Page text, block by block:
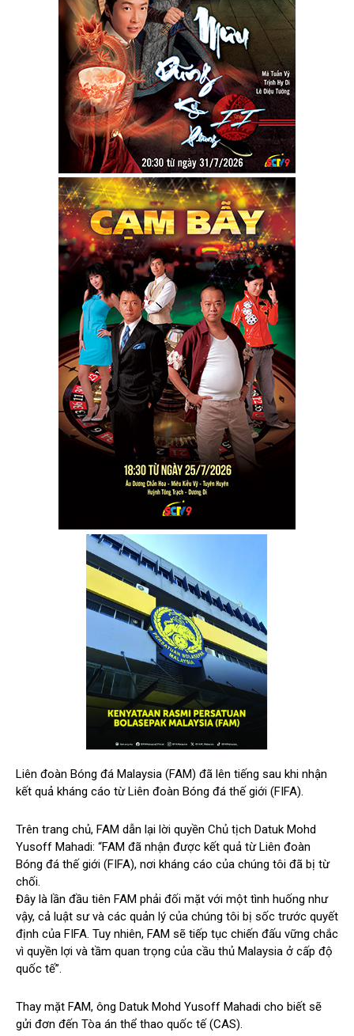
Liên đoàn Bóng đá Malaysia (FAM) đã lên tiếng sau khi nhận
kết quả kháng cáo từ Liên đoàn Bóng đá thế giới (FIFA).
Trên trang chủ, FAM dẫn lại lời quyền Chủ tịch Datuk Mohd
Yusoff Mahadi: “FAM đã nhận được kết quả từ Liên đoàn
Bóng đá thế giới (FIFA), nơi kháng cáo của chúng tôi đã bị từ
chối.
Đây là lần đầu tiên FAM phải đối mặt với một tình huống như
vậy, cả luật sư và các quản lý của chúng tôi bị sốc trước quyết
định của FIFA. Tuy nhiên, FAM sẽ tiếp tục chiến đấu vững chắc
vì quyền lợi và tầm quan trọng của cầu thủ Malaysia ở cấp độ
quốc tế”.
Thay mặt FAM, ông Datuk Mohd Yusoff Mahadi cho biết sẽ
gửi đơn đến Tòa án thể thao quốc tế (CAS).